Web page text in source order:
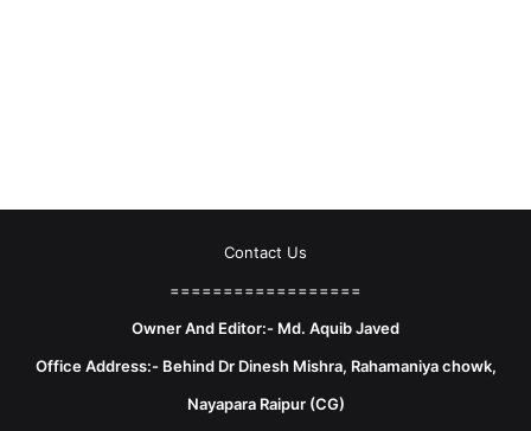
Contact Us
==================
Owner And Editor:- Md. Aquib Javed
Office Address:- Behind Dr Dinesh Mishra, Rahamaniya chowk,
Nayapara Raipur (CG)